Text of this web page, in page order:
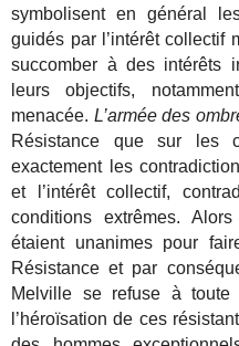
symbolisent en général
guidés par l’intérêt collectif
succomber à des intérêts
leurs objectifs,
menacée. L’armée des
Résistance que sur les
exactement les
et l’intérêt collectif,
conditions extrêmes.
étaient unanimes pour
Résistance et par
Melville se refuse à
l’héroïsation de ces